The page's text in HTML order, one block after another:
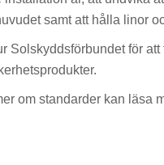
samt att hålla linor
Solskyddsförbundet för
om standarder kan läsa